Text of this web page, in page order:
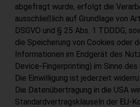
abgefragt wurde, erfolgt die
ausschließlich auf Grundlage von
DSGVO und § 25 Abs. 1 TDDDG,
die Speicherung von Cookies oder
Informationen im Endgerät des
Device-Fingerprinting) im Sinne
Die Einwilligung ist jederzeit
Die Datenübertragung in die USA
Standardvertragsklauseln der EU-